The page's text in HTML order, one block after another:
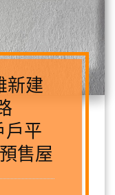
新建
戶平
售屋